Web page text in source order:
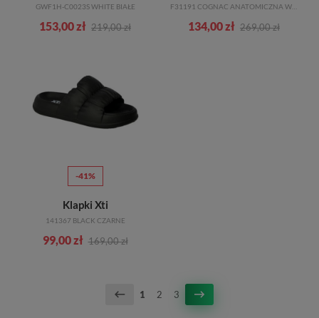
GWF1H-C0023S WHITE BIAŁE
153,00 zł 219,00 zł
F31191 COGNAC ANATOMICZNA WKŁADKA
134,00 zł 269,00 zł
-41%
Klapki Xti
141367 BLACK CZARNE
99,00 zł 169,00 zł
1 2 3